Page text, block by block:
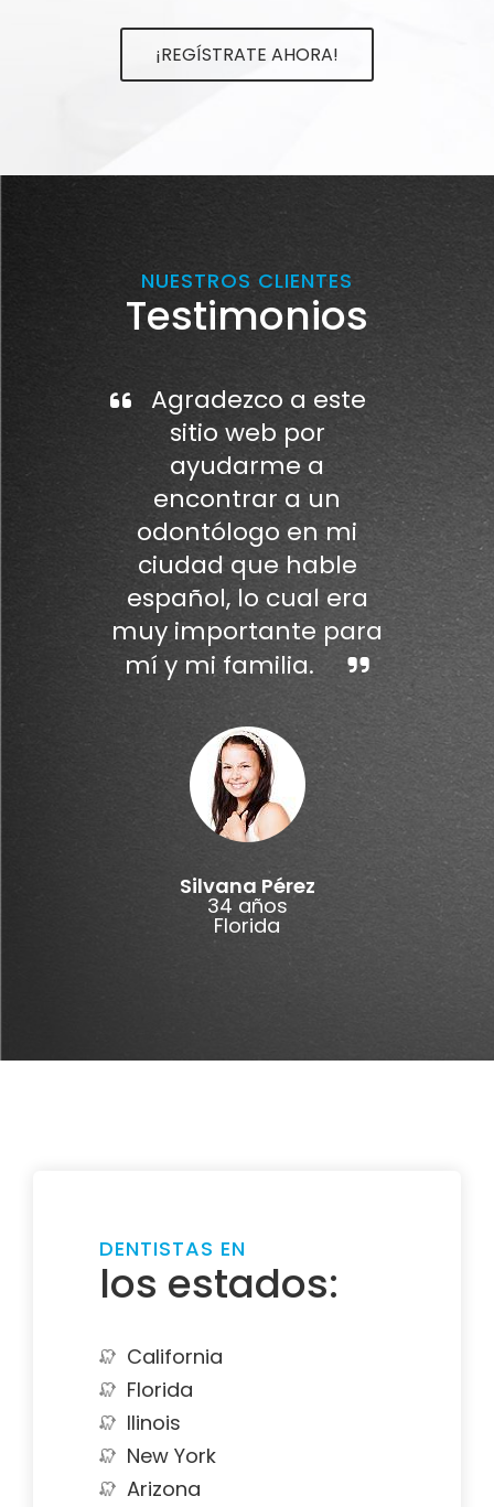
¡REGÍSTRATE AHORA!
NUESTROS CLIENTES
Testimonios
Agradezco a este
sitio web por
ayudarme a
encontrar a un
odontólogo en mi
ciudad que hable
español, lo cual era
muy importante para
mí y mi familia.
Silvana Pérez
34 años
Florida
DENTISTAS EN
los estados:
California
Florida
Ilinois
New York
Arizona